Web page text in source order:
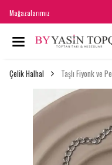
Mağazalarımız
Çelik Halhal Taşlı Fiyonk ve